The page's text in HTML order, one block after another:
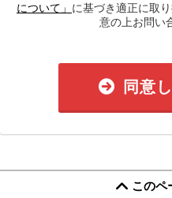
について」 に基づき適正に取
意の上お問い
同意
このペ